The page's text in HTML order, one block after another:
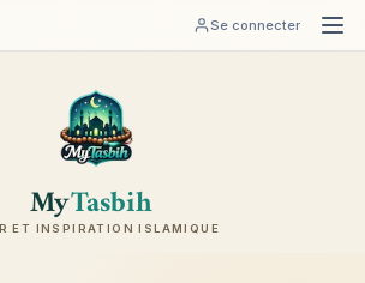
Se connecter
MyTasbih
ET INSPIRATION ISLAMIQUE